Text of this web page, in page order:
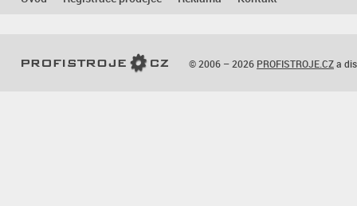
© 2006 – 2026 PROFISTROJE.CZa